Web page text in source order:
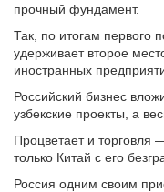
прочный фундамент.
Так, по итогам первого
удерживает второе
иностранных
Российский бизнес
узбекские проекты, а
Процветает и торговля
только Китай с его
Россия одним своим